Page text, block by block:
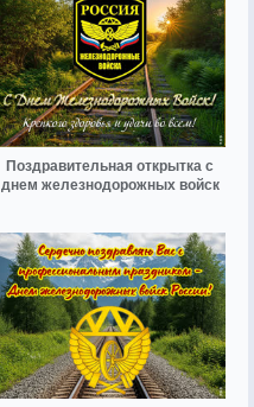
Поздравительная открытка с
днем железнодорожных войск